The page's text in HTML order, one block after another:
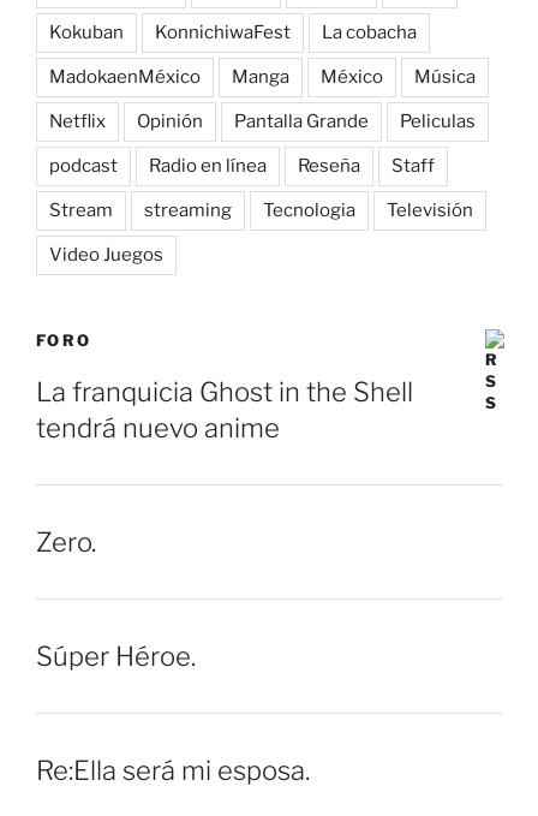
Kokuban KonnichiwaFest La cobacha
MadokaenMéxico Manga México Música
Netflix Opinión Pantalla Grande Peliculas
podcast Radio en línea Reseña Staff
Stream streaming Tecnologia Televisión
Video Juegos
FORO
La franquicia Ghost in the Shell
tendrá nuevo anime
Zero.
Súper Héroe.
Re:Ella será mi esposa.